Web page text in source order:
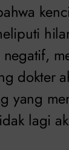
dokter
yang
lagi